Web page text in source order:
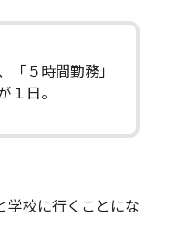
「５時間勤務」
１日。
学校に行くことにな